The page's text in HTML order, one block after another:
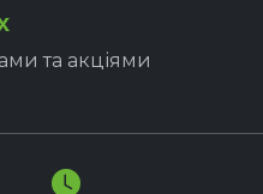
та акціями